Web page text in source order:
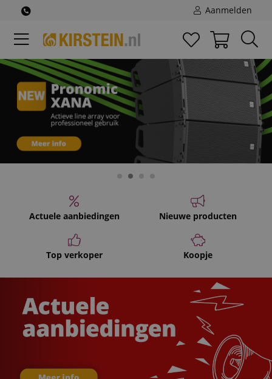
Aanmelden
Actuele aanbiedingen Nieuwe producten
Top verkoper Koopje